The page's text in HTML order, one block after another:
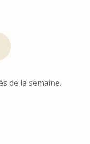
de la semaine.